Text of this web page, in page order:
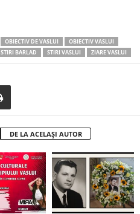
OBIECTIV DE VASLUI
OBIECTIV VASLUI
STIRI BARLAD STIRI VASLUI ZIARE VASLUI
DE LA ACELAȘI AUTOR